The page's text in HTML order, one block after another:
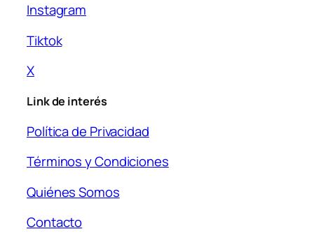
Instagram
Tiktok
X
Link de interés
Política de Privacidad
Términos y Condiciones
Quiénes Somos
Contacto